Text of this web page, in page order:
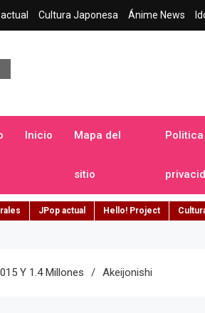
Cultura Japonesa Ánime News
Inicio Mapa del
sitio
Politica
JPop actual Hello! Project
Y 1.4 Millones Akeijonishi